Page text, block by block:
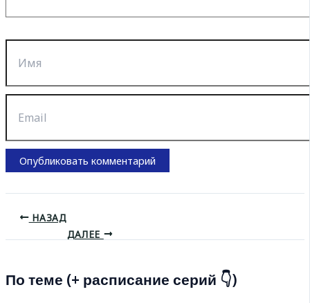
НАЗАД
ДАЛЕЕ
По теме (+ расписание серий 👇)